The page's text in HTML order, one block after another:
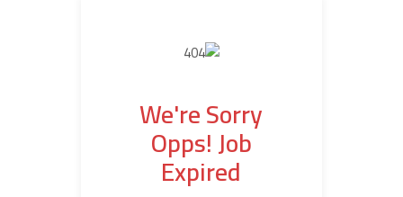
We're Sorry
Opps! Job
Expired